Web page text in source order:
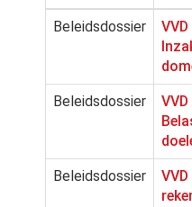
Beleidsdossier
Beleidsdossier
Beleidsdossier